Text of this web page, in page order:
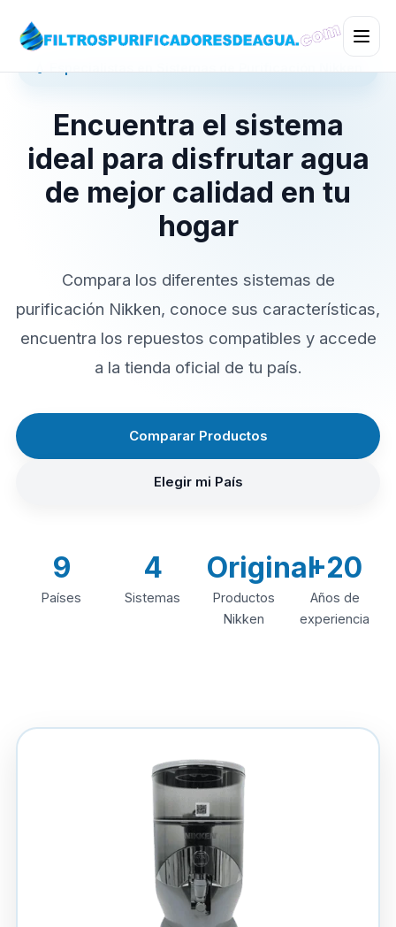
Encuentra el sistema
ideal para disfrutar agua
de mejor calidad en tu
hogar
Compara los diferentes sistemas de
purificación Nikken, conoce sus características,
encuentra los repuestos compatibles y accede
a la tienda oficial de tu país.
Comparar Productos
Elegir mi País
9
Países
4
Sistemas
Original
Productos
Nikken
+20
Años de
experiencia